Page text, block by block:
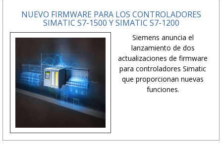
NUEVO FIRMWARE PARA LOS CONTROLADORES
SIMATIC S7-1500 Y SIMATIC S7-1200
Siemens anuncia el
lanzamiento de dos
actualizaciones de firmware
para controladores Simatic
que proporcionan nuevas
funciones.